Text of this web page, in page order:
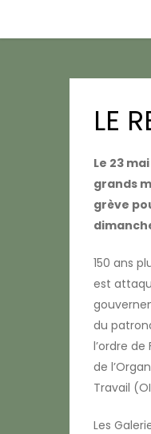
LE
Le 23
grands
grève
150 ans
est
du
l’ordre de
de
Travail
Les